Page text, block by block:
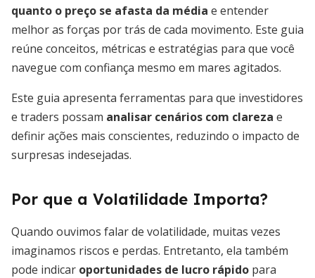
quanto o preço se afasta da média e entender
melhor as forças por trás de cada movimento. Este guia
reúne conceitos, métricas e estratégias para que você
navegue com confiança mesmo em mares agitados.
Este guia apresenta ferramentas para que investidores
e traders possam analisar cenários com clareza e
definir ações mais conscientes, reduzindo o impacto de
surpresas indesejadas.
Por que a Volatilidade Importa?
Quando ouvimos falar de volatilidade, muitas vezes
imaginamos riscos e perdas. Entretanto, ela também
pode indicar oportunidades de lucro rápido para